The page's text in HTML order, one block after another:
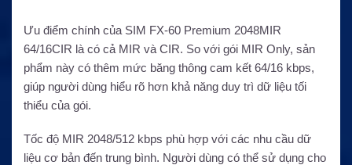
Ưu điểm chính của SIM FX-60 Premium 2048MIR
64/16CIR là có cả MIR và CIR. So với gói MIR Only, sản
phẩm này có thêm mức băng thông cam kết 64/16 kbps,
giúp người dùng hiểu rõ hơn khả năng duy trì dữ liệu tối
thiểu của gói.
Tốc độ MIR 2048/512 kbps phù hợp với các nhu cầu dữ
liệu cơ bản đến trung bình. Người dùng có thể sử dụng cho